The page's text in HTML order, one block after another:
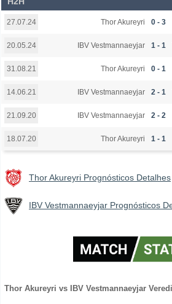
27.07.24 Thor Akureyri 0 - 3
20.05.24 IBV Vestmannaeyjar 1 - 1
31.08.21 Thor Akureyri 0 - 1
14.06.21 IBV Vestmannaeyjar 2 - 1
21.09.20 IBV Vestmannaeyjar 2 - 2
18.07.20 Thor Akureyri 1 - 1
Thor Akureyri Prognósticos Detalhes
IBV Vestmannaeyjar Prognósticos
Thor Akureyri vs IBV Vestmannaeyjar